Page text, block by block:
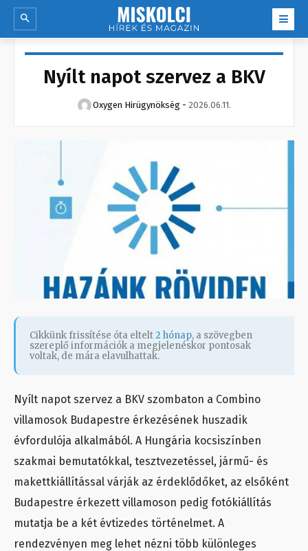
Nyílt napot szervez a BKV
Oxygen Hirügynökség - 2026.06.11.
Cikkünk frissítése óta eltelt2 hónap, a szövegben
szereplő információk a megjelenéskor pontosak
voltak, de mára elavulhattak.
Nyílt napot szervez a BKV szombaton a Combino
villamosok Budapestre érkezésének huszadik
évfordulója alkalmából. A Hungária kocsiszínben
szakmai bemutatókkal, tesztvezetéssel, jármű- és
makettkiállítással várják az érdeklődőket, az elsőként
Budapestre érkezett villamoson pedig fotókiállítás
mutatja be a két évtizedes történelmet. A
rendezvényen meg lehet nézni több különleges